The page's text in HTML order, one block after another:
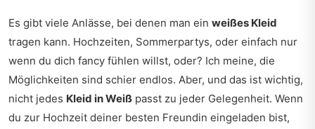
Es gibt viele Anlässe, bei denen man ein weißes Kleid
tragen kann. Hochzeiten, Sommerpartys, oder einfach nur
wenn du dich fancy fühlen willst, oder? Ich meine, die
Möglichkeiten sind schier endlos. Aber, und das ist wichtig,
nicht jedes Kleid in Weiß passt zu jeder Gelegenheit. Wenn
du zur Hochzeit deiner besten Freundin eingeladen bist,